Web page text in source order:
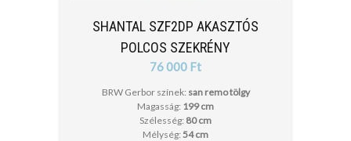
SHANTAL SZF2DP AKASZTÓS
POLCOS SZEKRÉNY
76 000 Ft
BRW Gerbor színek: san remo tölgy
Magasság: 199 cm
Szélesség: 80 cm
Mélység: 54 cm